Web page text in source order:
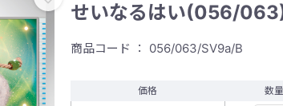
せいなるはい(056/
商品コード ： 056/063/SV9a/B
価格 数